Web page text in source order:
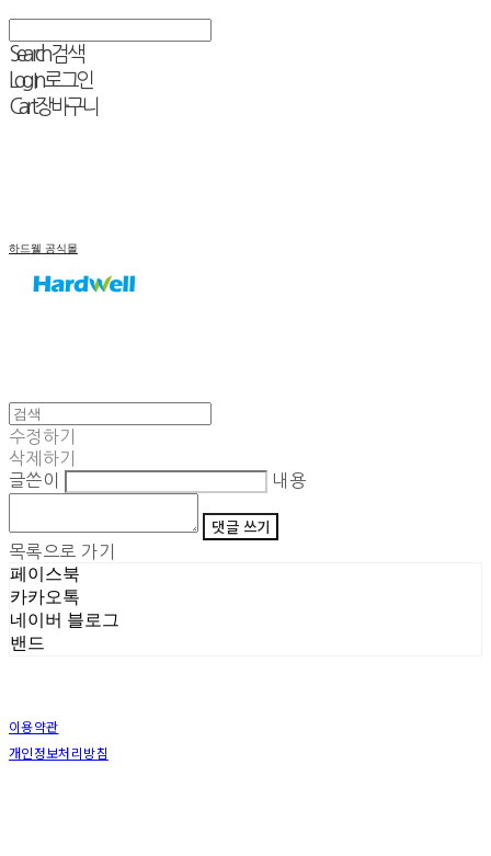
Search검색
Log In로그인
Cart장바구니
하드웰 공식몰
수정하기
삭제하기
글쓴이
내용
댓글 쓰기
목록으로 가기
페이스북
카카오톡
네이버 블로그
밴드
이용약관
개인정보처리방침